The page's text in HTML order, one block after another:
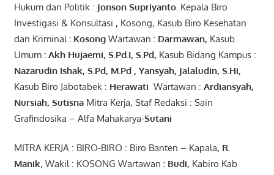
Hukum dan Politik : Jonson Supriyanto. Kepala Biro
Investigasi & Konsultasi , Kosong, Kasub Biro Kesehatan
dan Kriminal : KosongWartawan : Darmawan, Kasub
Umum : Akh Hujaemi, S.Pd.I, S.Pd, Kasub Bidang Kampus :
Nazarudin Ishak, S.Pd, M.Pd, Yansyah, Jalaludin, S.Hi,
Kasub Biro Jabotabek : Herawati Wartawan : Ardiansyah,
Nursiah, SutisnaMitra Kerja, Staf Redaksi : Sain
Grafindosika – Alfa Mahakarya-Sutani
MITRA KERJA : BIRO-BIRO : Biro Banten – Kapala, R.
Manik, Wakil : KOSONG Wartawan : Budi, Kabiro Kab